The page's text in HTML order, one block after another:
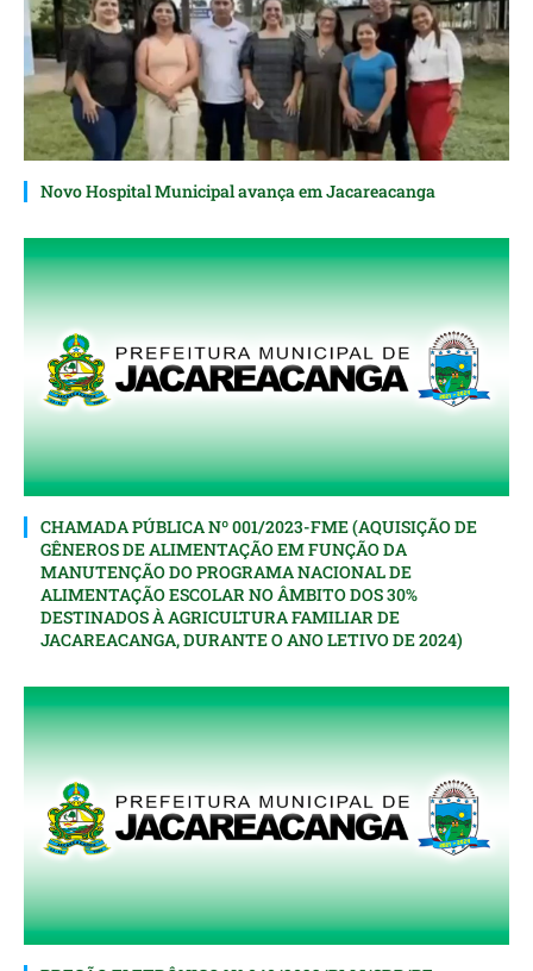
Novo Hospital Municipal avança em Jacareacanga
CHAMADA PÚBLICA Nº 001/2023-FME (AQUISIÇÃO DE
GÊNEROS DE ALIMENTAÇÃO EM FUNÇÃO DA
MANUTENÇÃO DO PROGRAMA NACIONAL DE
ALIMENTAÇÃO ESCOLAR NO ÂMBITO DOS 30%
DESTINADOS À AGRICULTURA FAMILIAR DE
JACAREACANGA, DURANTE O ANO LETIVO DE 2024)